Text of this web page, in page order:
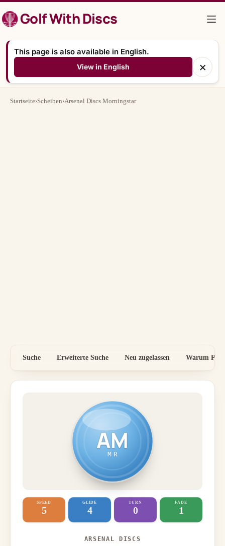
Inhalt
springenGolf With Discs
This page is also available in English.
View in English ×
Startseite›Scheiben›Arsenal Discs Morningstar
Suche Erweiterte Suche Neu zugelassen Warum
AM
MR
SPEED
5
GLIDE
4
TURN
0
FADE
1
ARSENAL DISCS